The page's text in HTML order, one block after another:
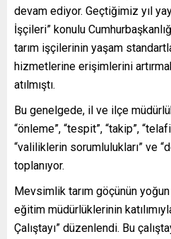
devam ediyor. Geçtiğimiz yıl
İşçileri” konulu
tarım işçilerinin yaşam
hizmetlerine erişimlerini
atılmıştı.
Bu genelgede, il ve ilçe
“önleme”, “tespit”, “takip”,
“valiliklerin sorumlulukları” ve
toplanıyor.
Mevsimlik tarım göçünün
eğitim müdürlüklerinin
Çalıştayı” düzenlendi. Bu